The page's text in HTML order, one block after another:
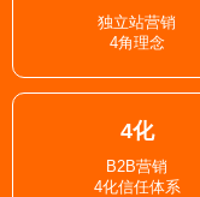
独立站营销
4角理念
4化
B2B营销
4化信任体系